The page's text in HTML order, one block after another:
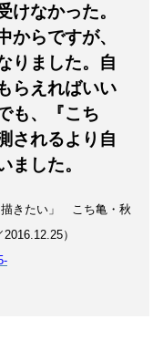
けなかった。
からですが、
りました。自
らえればいい
も、『こち
されるより自
ました。
描きたい」 こち亀・秋
）